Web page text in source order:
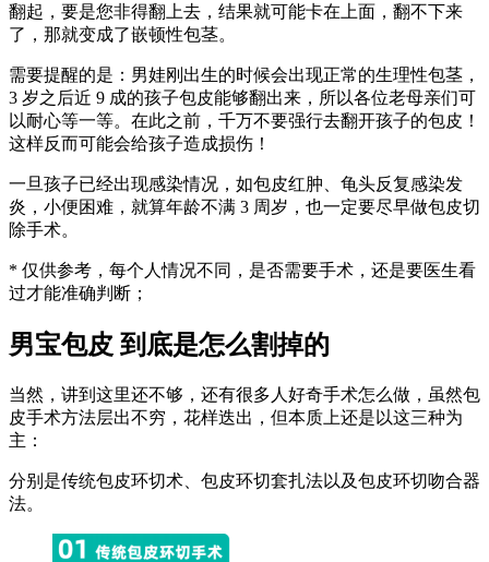
翻起，要是您非得翻上去，结果就可能卡在上面，翻不下来
了，那就变成了嵌顿性包茎。
需要提醒的是：男娃刚出生的时候会出现正常的生理性包茎，
3 岁之后近 9 成的孩子包皮能够翻出来，所以各位老母亲们可
以耐心等一等。在此之前，千万不要强行去翻开孩子的包皮！
这样反而可能会给孩子造成损伤！
一旦孩子已经出现感染情况，如包皮红肿、龟头反复感染发
炎，小便困难，就算年龄不满 3 周岁，也一定要尽早做包皮切
除手术。
* 仅供参考，每个人情况不同，是否需要手术，还是要医生看
过才能准确判断；
男宝包皮 到底是怎么割掉的
当然，讲到这里还不够，还有很多人好奇手术怎么做，虽然包
皮手术方法层出不穷，花样迭出，但本质上还是以这三种为
主：
分别是传统包皮环切术、包皮环切套扎法以及包皮环切吻合器
法。